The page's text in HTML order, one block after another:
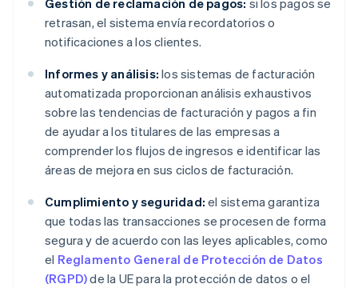
Gestión de reclamación de pagos: si los pagos se
retrasan, el sistema envía recordatorios o
notificaciones a los clientes.
Informes y análisis: los sistemas de facturación
automatizada proporcionan análisis exhaustivos
sobre las tendencias de facturación y pagos a fin
de ayudar a los titulares de las empresas a
comprender los flujos de ingresos e identificar las
áreas de mejora en sus ciclos de facturación.
Cumplimiento y seguridad: el sistema garantiza
que todas las transacciones se procesen de forma
segura y de acuerdo con las leyes aplicables, como
el Reglamento General de Protección de Datos
(RGPD)de la UE para la protección de datos o el